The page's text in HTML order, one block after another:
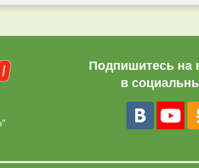
Подпишитесь на
в